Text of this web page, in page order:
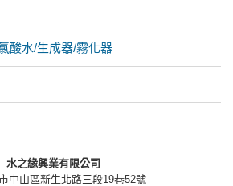
酸水/生成器/霧化器
水之緣興業有限公司
中山區新生北路三段19巷52號